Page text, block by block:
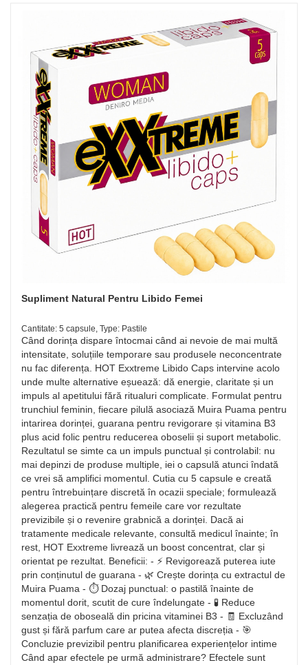
Supliment Natural Pentru Libido Femei
Cantitate: 5 capsule, Type: Pastile
Când dorința dispare întocmai când ai nevoie de mai multă
intensitate, soluțiile temporare sau produsele neconcentrate
nu fac diferența. HOT Exxtreme Libido Caps intervine acolo
unde multe alternative eșuează: dă energie, claritate și un
impuls al apetitului fără ritualuri complicate. Formulat pentru
trunchiul feminin, fiecare pilulă asociază Muira Puama pentru
intarirea dorinței, guarana pentru revigorare și vitamina B3
plus acid folic pentru reducerea oboselii și suport metabolic.
Rezultatul se simte ca un impuls punctual și controlabil: nu
mai depinzi de produse multiple, iei o capsulă atunci îndată
ce vrei să amplifici momentul. Cutia cu 5 capsule e creată
pentru întrebuințare discretă în ocazii speciale; formulează
alegerea practică pentru femeile care vor rezultate
previzibile și o revenire grabnică a dorinței. Dacă ai
tratamente medicale relevante, consultă medicul înainte; în
rest, HOT Exxtreme livrează un boost concentrat, clar și
orientat pe rezultat. Beneficii: - ⚡ Revigorează puterea iute
prin conținutul de guarana - 🌿 Crește dorința cu extractul de
Muira Puama - ⏱️ Dozaj punctual: o pastilă înainte de
momentul dorit, scutit de cure îndelungate - 🧪 Reduce
senzația de oboseală din pricina vitaminei B3 - 🧾 Excluzând
gust și fără parfum care ar putea afecta discreția - 🎯
Concluzie previzibil pentru planificarea experiențelor intime
Când apar efectele pe urmă administrare? Efectele sunt